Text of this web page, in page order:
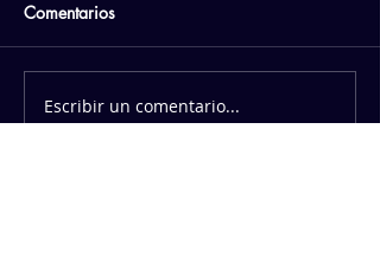
Comentarios
Escribir un comentario...